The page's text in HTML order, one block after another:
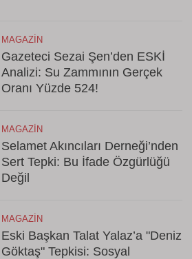
MAGAZIN
Gazeteci Sezai Şen’den ESKİ
Analizi: Su Zammının Gerçek
Oranı Yüzde 524!
MAGAZIN
Selamet Akıncıları Derneği’nden
Sert Tepki: Bu İfade Özgürlüğü
Değil
MAGAZIN
Eski Başkan Talat Yalaz’a "Deniz
Göktaş" Tepkisi: Sosyal